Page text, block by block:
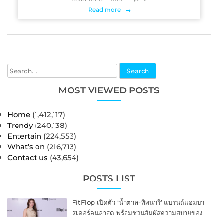
Search
MOST VIEWED POSTS
Home (1,412,117)
Trendy (240,138)
Entertain (224,553)
What’s on (216,713)
Contact us (43,654)
POSTS LIST
FitFlop เปิดตัว ‘น้ำตาล-ทิพนารี’ แบรนด์แอมบา
สเดอร์คนล่าสุด พร้อมชวนสัมผัสความสบายของ
Read more